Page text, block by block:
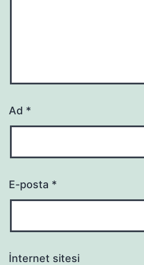
Ad *
E-posta *
İnternet sitesi